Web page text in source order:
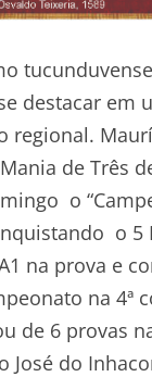
destacar em
regional.
de Três
o
o 5
na prova e
na 4ª
de 6 provas
José do